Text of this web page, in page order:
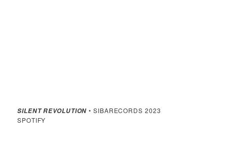
SILENT REVOLUTION • SIBARECORDS 2023
SPOTIFY